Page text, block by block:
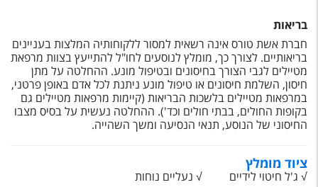
בריאות
חברת אשת טורס אינה רשאית למסור ללקוחותיה המלצות בעניינים
בריאותיים. לצורך כך, מומלץ לנוסעים לחו"ל להתייעץ בצוות מרפאת
מטיילים לגבי הצורך בחיסונים ובטיפול מונע. ההחלטה על מתן
חיסון, השלמת חיסונים או טיפול מונע ניתנת לכל אדם באופן פרטני,
במרפאות מטיילים בלשכות הבריאות (קיימות מרפאות מטיילים גם
בקופות החולים, בבתי חולים וכד'). ההחלטה נעשית על בסיס מצבו
החיסוני של הנוסע, תנאי הנסיעה ומשך השהייה.
ציוד מומלץ
√ ג'ל חיטוי לידיים
√ נעליים נוחות